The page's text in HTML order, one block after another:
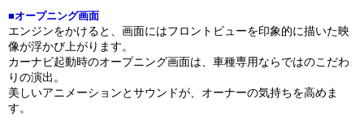
■オープニング画面
エンジンをかけると、画面にはフロントビューを印象的に描いた映
像が浮かび上がります。
カーナビ起動時のオープニング画面は、車種専用ならではのこだわ
りの演出。
美しいアニメーションとサウンドが、オーナーの気持ちを高めま
す。